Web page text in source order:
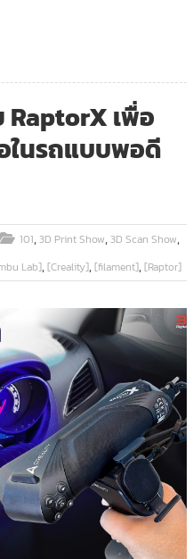
เพื่อ
ในรถแบบพอดี
101,3D Print Show,3D Scan Show,
Lab],[Creality],[filament],[Raptor]